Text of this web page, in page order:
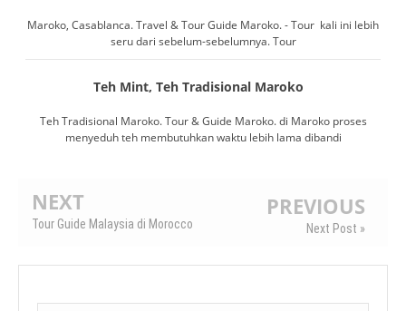
Maroko, Casablanca. Travel & Tour Guide Maroko. - Tour kali ini lebih
seru dari sebelum-sebelumnya. Tour
Teh Mint, Teh Tradisional Maroko
Teh Tradisional Maroko. Tour & Guide Maroko. di Maroko proses
menyeduh teh membutuhkan waktu lebih lama dibandi
NEXT
Tour Guide Malaysia di Morocco
PREVIOUS
Next Post »